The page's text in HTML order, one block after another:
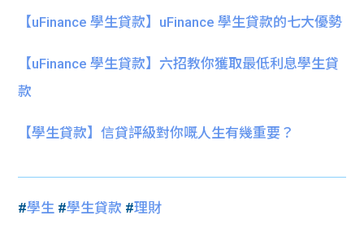
【uFinance 學生貸款】uFinance 學生貸款的七大優勢
【uFinance 學生貸款】六招教你獲取最低利息學生貸
款
【學生貸款】信貸評級對你嘅人生有幾重要？
#學生 #學生貸款 #理財